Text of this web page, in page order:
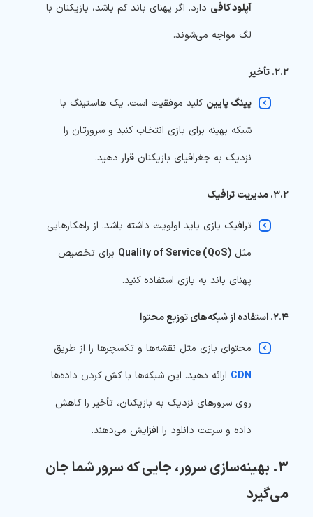
آپلود کافی دارد. اگر پهنای باند کم باشد، بازیکنان با
لگ مواجه می‌شوند.
۲.۲. تأخیر
پینگ پایین کلید موفقیت است. یک هاستینگ با
شبکه بهینه برای بازی انتخاب کنید و سرورتان را
نزدیک به جغرافیای بازیکنان قرار دهید.
۳.۲. مدیریت ترافیک
ترافیک بازی باید اولویت داشته باشد. از راهکارهایی
مثل Quality of Service (QoS) برای تخصیص
پهنای باند به بازی استفاده کنید.
۲.۴. استفاده از شبکه‌های توزیع محتوا
محتوای بازی مثل نقشه‌ها و تکسچرها را از طریق
CDN ارائه دهید. این شبکه‌ها با کش کردن داده‌ها
روی سرورهای نزدیک به بازیکنان، تأخیر را کاهش
داده و سرعت دانلود را افزایش می‌دهند.
۳. بهینه‌سازی سرور، جایی که سرور شما جان
می‌گیرد